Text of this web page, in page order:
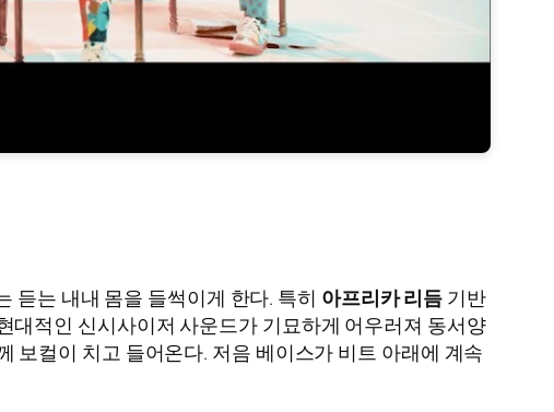
듣는 내내 몸을 들썩이게 한다. 특히 아프리카 리듬 기반
대적인 신시사이저 사운드가 기묘하게 어우러져 동서양
보컬이 치고 들어온다. 저음 베이스가 비트 아래에 계속